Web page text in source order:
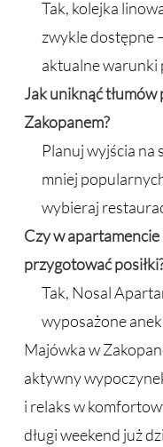
Tak, kolejka
zwykle dostępne
aktualne warunki
Jak uniknąć
Zakopanem?
Planuj wyjścia na
mniej
wybieraj
Czy w
przygotować
Tak, Nosal
wyposażone
Majówka w
aktywny
i relaks w
długi weekend już